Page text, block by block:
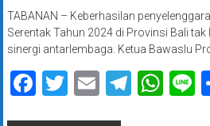
TABANAN – Keberhasilan
Serentak Tahun 2024 di Provinsi Bali
sinergi antarlembaga. Ketua Bawaslu
Facebook
Twitter
Email